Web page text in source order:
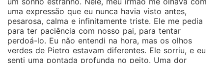
E Alessandro... conseguirá controlar seus instintos ou
será dominado por eles? Quando a luxúria se
confunde com amor, existe caminho de volta? Ou só
resta se perder?
uma expressão que eu nunca havia visto antes,
pesarosa, calma e infinitamente triste. Ele me pedia
para ter paciência com nosso pai, para tentar
perdoá-lo. Eu não entendi na hora, mas os olhos
verdes de Pietro estavam diferentes. Ele sorriu, e eu
senti uma pontada profunda no peito. Uma dor